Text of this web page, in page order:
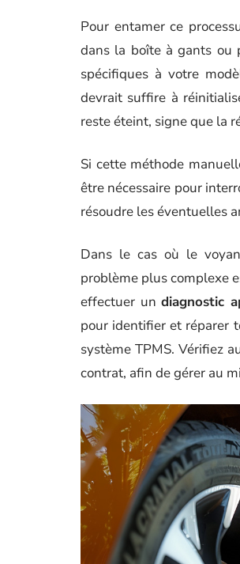
Pour entamer ce
dans la boîte à gants ou
spécifiques à votre
devrait suffire à
reste éteint, signe que la
Si cette méthode
être nécessaire pour
résoudre les éventuelles
Dans le cas où le
problème plus complexe
effectuer undiagnostic
pour identifier et réparer
système TPMS. Vérifiez
contrat, afin de gérer au